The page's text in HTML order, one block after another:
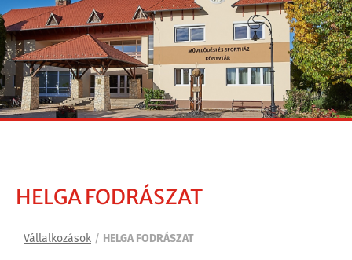
HELGA FODRÁSZAT
Vállalkozások / HELGA FODRÁSZAT